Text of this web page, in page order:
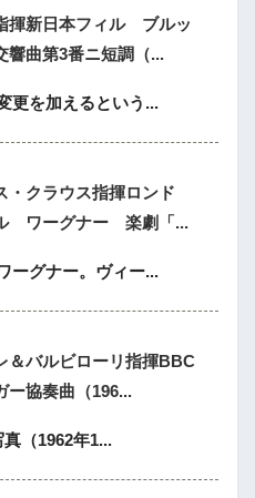
揮新日本フィル ブルッ
曲第3番ニ短調（...
更を加えるという...
・クラウス指揮ロンド
ワーグナー 楽劇「...
ーグナー。ヴィー...
＆バルビローリ指揮BBC
ー協奏曲（196...
（1962年1...